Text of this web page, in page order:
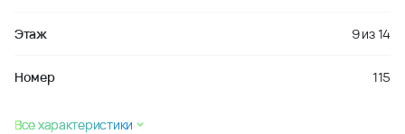
Этаж 9из14
Номер 115
Все характеристики